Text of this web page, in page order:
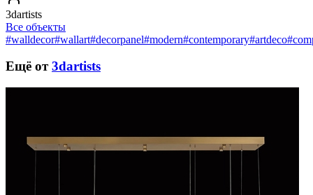
3dartists
Все объекты
#walldecor#wallart#decorpanel#modern#contemporary#artdeco
Ещё от 3dartists